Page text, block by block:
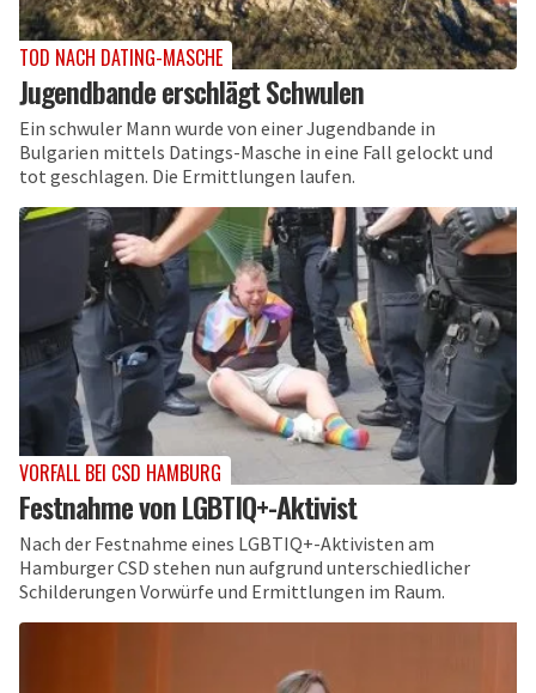
TOD NACH DATING-MASCHE
Jugendbande erschlägt Schwulen
Ein schwuler Mann wurde von einer Jugendbande in
Bulgarien mittels Datings-Masche in eine Fall gelockt und
tot geschlagen. Die Ermittlungen laufen.
VORFALL BEI CSD HAMBURG
Festnahme von LGBTIQ+-Aktivist
Nach der Festnahme eines LGBTIQ+-Aktivisten am
Hamburger CSD stehen nun aufgrund unterschiedlicher
Schilderungen Vorwürfe und Ermittlungen im Raum.